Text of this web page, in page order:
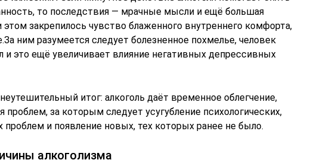
то последствия — мрачные мысли и ещё большая
закрепилось чувство блаженного внутреннего комфорта,
ним разумеется следует болезненное похмелье, человек
и это ещё увеличивает влияние негативных депрессивных
итог: алкоголь даёт временное облегчение,
за которым следует усугубление психологических,
проблем и появление новых, тех которых ранее не было.
алкоголизма